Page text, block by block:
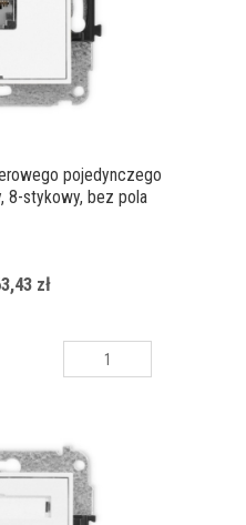
pojedynczego
8-stykowy, bez pola
zł